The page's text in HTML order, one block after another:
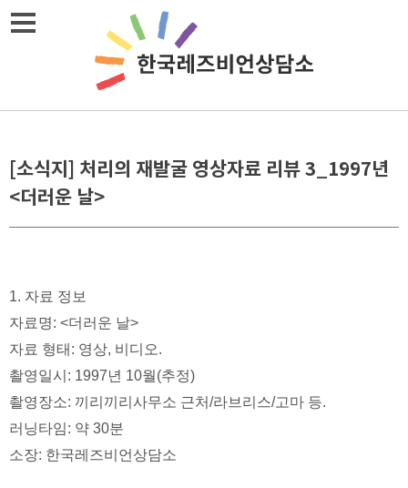
Skip
[소식지] 처리의 재발굴 영상자료 리뷰 3_1997년
<더러운 날>
1. 자료 정보
자료명: <더러운 날>
자료 형태: 영상, 비디오.
촬영일시: 1997년 10월(추정)
촬영장소: 끼리끼리사무소 근처/라브리스/고마 등.
러닝타임: 약 30분
소장: 한국레즈비언상담소